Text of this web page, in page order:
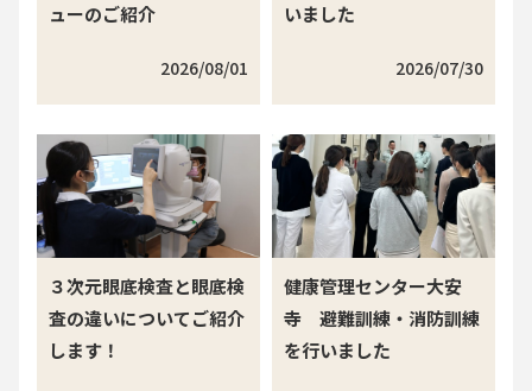
ューのご紹介
2026/08/01
いました
2026/07/30
３次元眼底検査と眼底検
査の違いについてご紹介
します！
健康管理センター大安
寺 避難訓練・消防訓練
を行いました